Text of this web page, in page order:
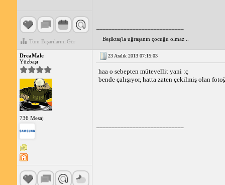
Tüm Başarılarını Gör
Beşiktaş'la uğraşanın çocuğu olmaz ..
DreaMale
Yüzbaşı
736 Mesaj
23 Aralık 2013 07:15:03
haa o sebepten mütevellit yani :ç
bende çalışıyor, hatta zaten çekilmiş olan